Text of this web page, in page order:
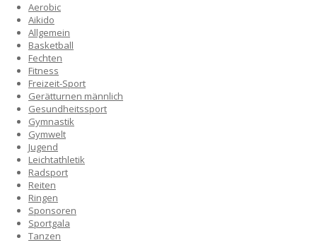
Aerobic
Aikido
Allgemein
Basketball
Fechten
Fitness
Freizeit-Sport
Gerätturnen männlich
Gesundheitssport
Gymnastik
Gymwelt
Jugend
Leichtathletik
Radsport
Reiten
Ringen
Sponsoren
Sportgala
Tanzen